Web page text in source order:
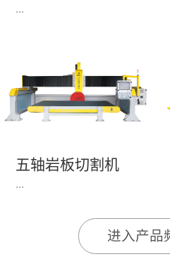
机(1)
...
永达机电7头岩板倒角
开槽机，该设备采用流
水线作业，加工效率
陶瓷人造石进行直边斜
边修边倒角并开槽。
五轴岩板切割机
...
1、简单易学的编程软进入产品